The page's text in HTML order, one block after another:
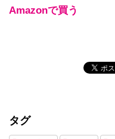
Amazonで買う
タグ